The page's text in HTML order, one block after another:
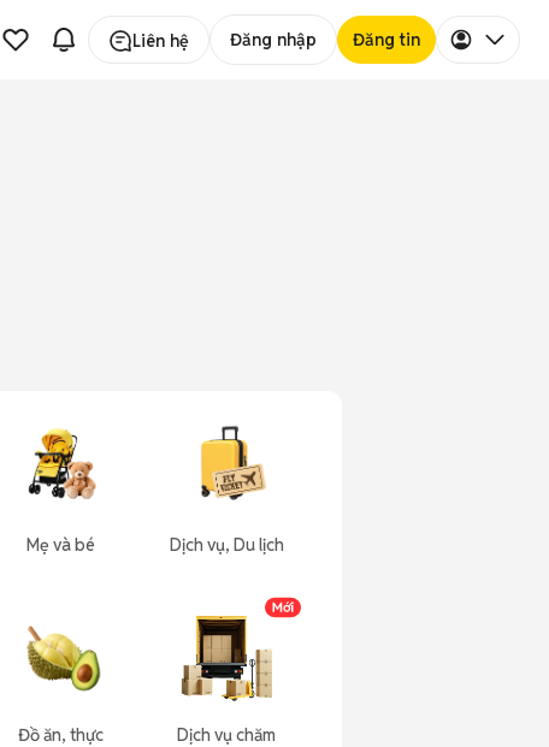
Liên hệ Đăng nhập Đăng tin
Mẹ và bé
Đồ ăn, thực
Dịch vụ, Du lịch
Dịch vụ chăm